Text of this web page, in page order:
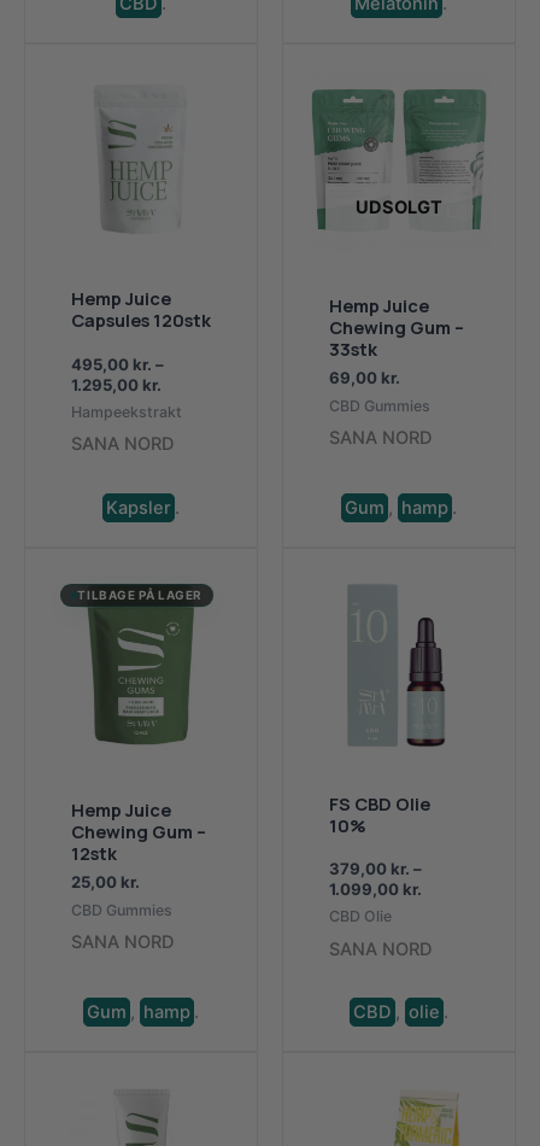
Hemp Juice
Capsules 120stk
495,00 kr. –
1.295,00 kr.
495,00 kr.
1.295,00 kr.
Hampeekstrakt
SANA NORD
Kapsler .
UDSOLGT
Hemp Juice
Chewing Gum –
33stk
69,00 kr.
CBD Gummies
SANA NORD
Gum , hamp .
TILBAGE PÅ LAGER
Hemp Juice
Chewing Gum –
12stk
25,00 kr.
CBD Gummies
SANA NORD
Gum , hamp .
FS CBD Olie
10%
379,00 kr. –
1.099,00 kr.
1.099,00 kr.
CBD Olie
SANA NORD
CBD , olie .